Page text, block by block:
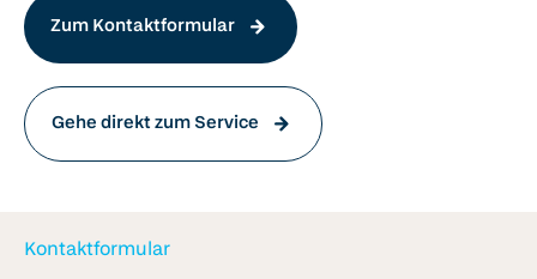
Zum Kontaktformular
Gehe direkt zum Service
Kontaktformular